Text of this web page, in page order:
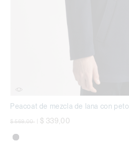
Peacoat de mezcla de lana con peto
precio rebajado desde
$ 569,00 $ 339,00